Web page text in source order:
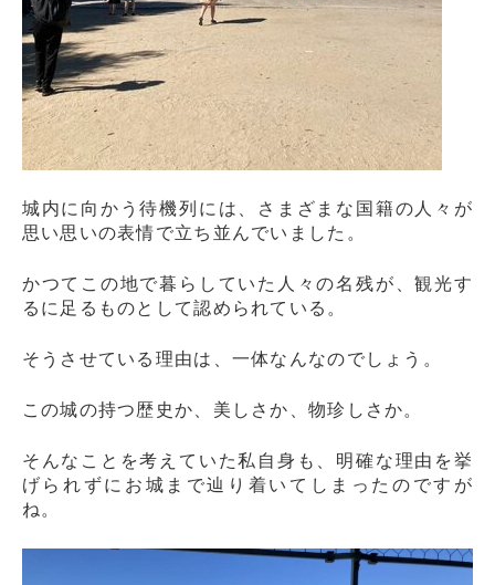
城内に向かう待機列には、さまざまな国籍の人々が
思い思いの表情で立ち並んでいました。
かつてこの地で暮らしていた人々の名残が、観光す
るに足るものとして認められている。
そうさせている理由は、一体なんなのでしょう。
この城の持つ歴史か、美しさか、物珍しさか。
そんなことを考えていた私自身も、明確な理由を挙
げられずにお城まで辿り着いてしまったのですが
ね。